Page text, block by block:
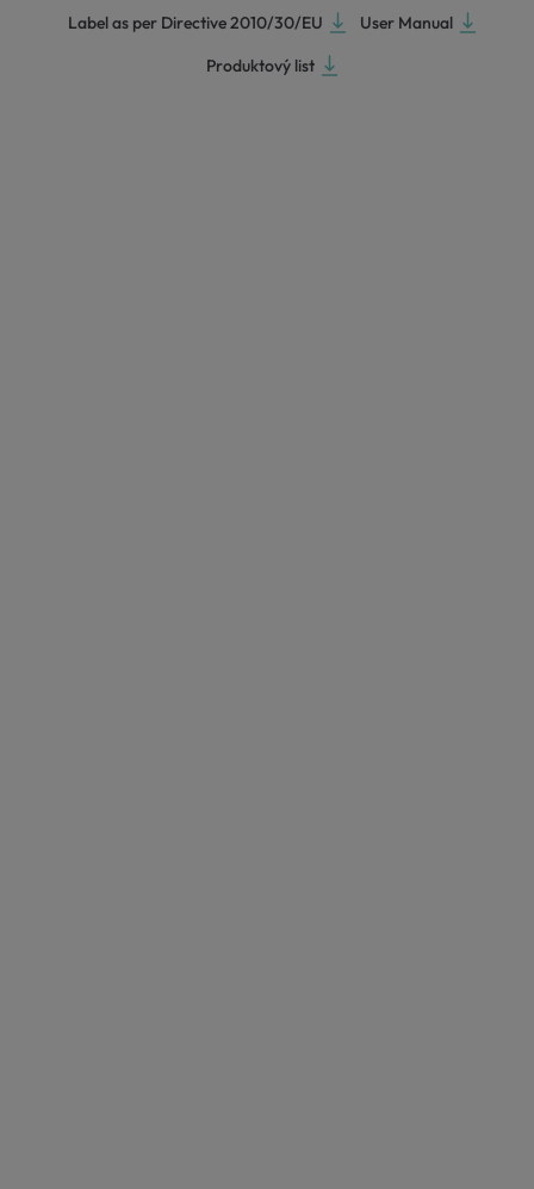
Label as per Directive 2010/30/EU
User Manual
Produktový list